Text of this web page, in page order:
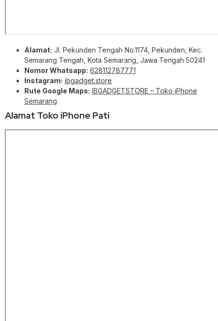
Alamat: Jl. Pekunden Tengah No.1174, Pekunden, Kec.
Semarang Tengah, Kota Semarang, Jawa Tengah 50241
Nomor Whatsapp: 628112787771
Instagram: ibgadget.store
Rute Google Maps: IBGADGETSTORE – Toko iPhone
Semarang
Alamat Toko iPhone Pati